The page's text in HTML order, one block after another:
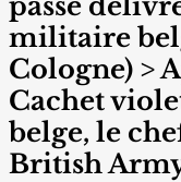
militaire
Cologne) >
Cachet
belge, le
British